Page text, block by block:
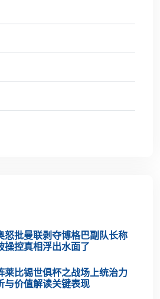
怒批曼联剥夺博格巴副队长称
操控真相浮出水面了
莱比锡世俱杯之战场上统治力
与价值解读关键表现